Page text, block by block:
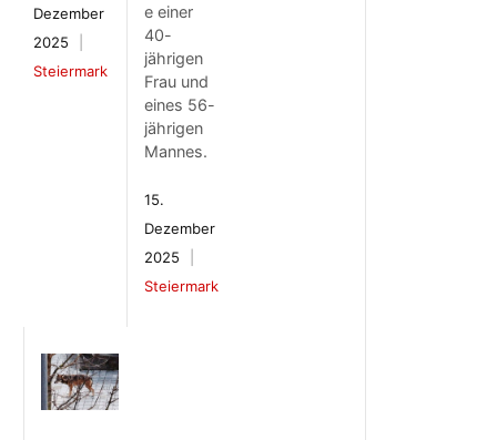
Dezember
2025
Steiermark
e einer
40-
jährigen
Frau und
eines 56-
jährigen
Mannes.
15.
Dezember
2025
Steiermark